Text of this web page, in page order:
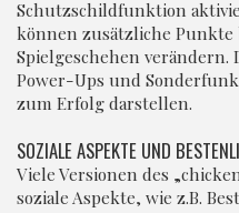
Schutzschildfunktion
können zusätzliche Punkte
Spielgeschehen verändern.
Power-Ups und
zum Erfolg darstellen.
SOZIALE ASPEKTE UND
Viele Versionen des
soziale Aspekte, wie z.B.